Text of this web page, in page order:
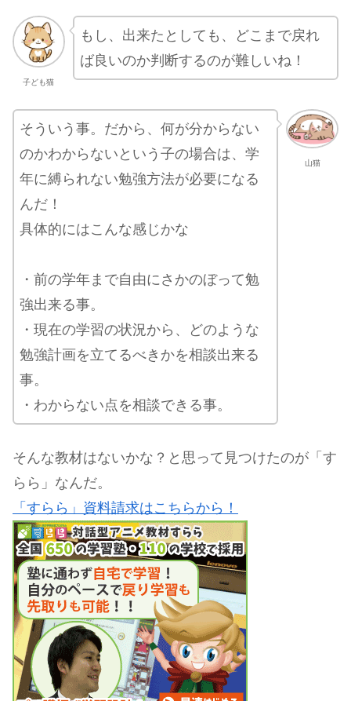
子ども猫
もし、出来たとしても、どこまで戻れ
ば良いのか判断するのが難しいね！
山猫
そういう事。だから、何が分からない
のかわからないという子の場合は、学
年に縛られない勉強方法が必要になる
んだ！
具体的にはこんな感じかな
・前の学年まで自由にさかのぼって勉
強出来る事。
・現在の学習の状況から、どのような
勉強計画を立てるべきかを相談出来る
事。
・わからない点を相談できる事。
そんな教材はないかな？と思って見つけたのが「す
らら」なんだ。
「すらら」資料請求はこちらから！